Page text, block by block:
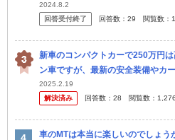
す。4人です。 よろしくお願いしま
2024.8.2
回答受付終了
回答数： 29 閲覧数：
新車のコンパクトカーで250万円
ン車ですが、最新の安全装備やカ
つけた場合です。税金などの諸費
2025.2.19
解決済み
回答数： 28 閲覧数： 1,276
車のMTは本当に楽しいのでしょ